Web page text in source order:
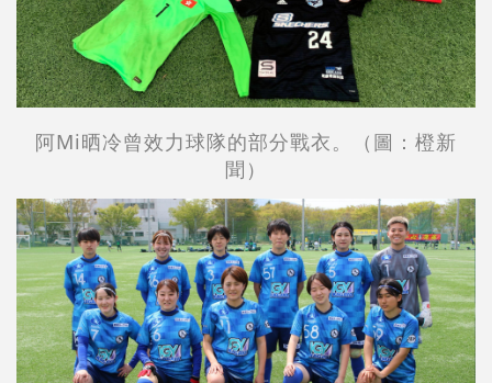
阿Mi晒冷曾效力球隊的部分戰衣。（圖：橙新
聞）